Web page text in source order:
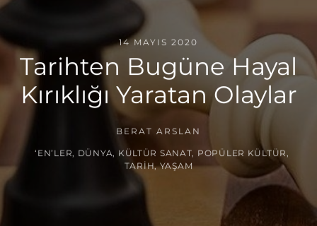
14 MAYIS 2020
Tarihten Bugüne Hayal
Kırıklığı Yaratan Olaylar
BERAT ARSLAN
‘EN’LER DÜNYA KÜLTÜR SANAT POPÜLER KÜLTÜR
TARIH,YAŞAM